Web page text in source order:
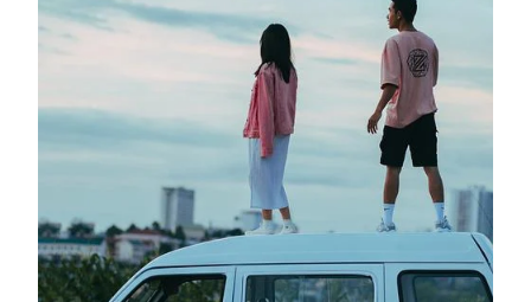
KEMPINGOWEJ
PRZYCZEPY